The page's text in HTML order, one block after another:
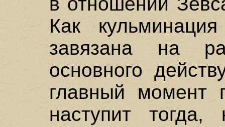
Как
завязана на
основного
главный момент
наступит